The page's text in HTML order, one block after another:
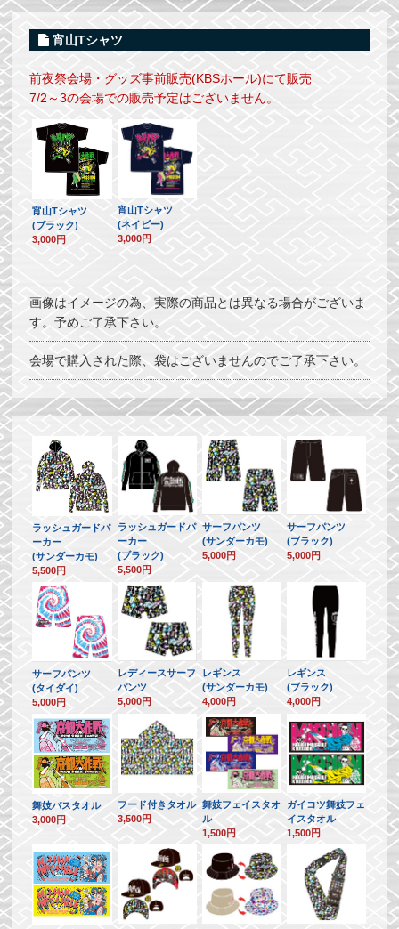
宵山Tシャツ
前夜祭会場・グッズ事前販売(KBSホール)にて販売
7/2～3の会場での販売予定はございません。
宵山Tシャツ
(ブラック)
3,000円
宵山Tシャツ
(ネイビー)
3,000円
画像はイメージの為、実際の商品とは異なる場合がございま
す。予めご了承下さい。
会場で購入された際、袋はございませんのでご了承下さい。
ラッシュガードパ
ーカー
(サンダーカモ)
5,500円
ラッシュガードパ
ーカー
(ブラック)
5,500円
サーフパンツ
(サンダーカモ)
5,000円
サーフパンツ
(ブラック)
5,000円
サーフパンツ
(タイダイ)
5,000円
レディースサーフ
パンツ
5,000円
レギンス
(サンダーカモ)
4,000円
レギンス
(ブラック)
4,000円
舞妓バスタオル
3,000円
フード付きタオル
3,500円
舞妓フェイスタオ
ル
1,500円
ガイコツ舞妓フェ
イスタオル
1,500円